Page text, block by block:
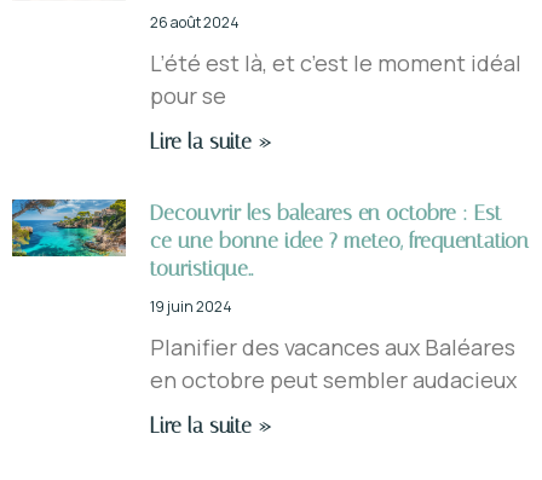
26 août 2024
L’été est là, et c’est le moment idéal
pour se
Lire la suite »
Decouvrir les baleares en octobre : Est-
ce une bonne idee ? meteo, frequentation
touristique..
19 juin 2024
Planifier des vacances aux Baléares
en octobre peut sembler audacieux
Lire la suite »